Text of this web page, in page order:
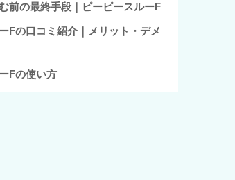
前の最終手段｜ピーピースルーF
Fの口コミ紹介｜メリット・デメ
Fの使い方